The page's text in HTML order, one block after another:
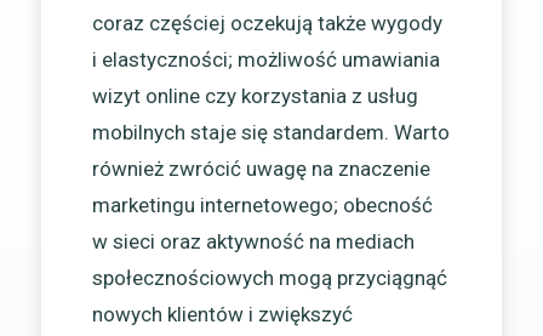
coraz częściej oczekują także wygody
i elastyczności; możliwość umawiania
wizyt online czy korzystania z usług
mobilnych staje się standardem. Warto
również zwrócić uwagę na znaczenie
marketingu internetowego; obecność
w sieci oraz aktywność na mediach
społecznościowych mogą przyciągnąć
nowych klientów i zwiększyć